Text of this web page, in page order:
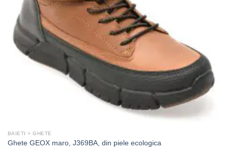
BAIETI > GHETE
Ghete GEOX maro, J369BA, din piele ecologica